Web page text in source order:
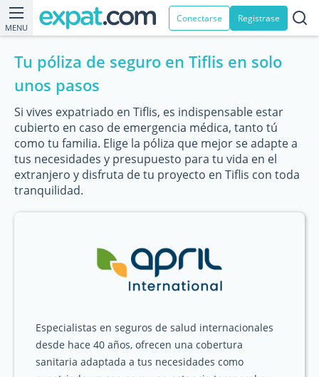
MENU
Conectarse Registrase
Tu póliza de seguro en Tiflis en solo
unos pasos
Si vives expatriado en Tiflis, es indispensable estar
cubierto en caso de emergencia médica, tanto tú
como tu familia. Elige la póliza que mejor se adapte a
tus necesidades y presupuesto para tu vida en el
extranjero y disfruta de tu proyecto en Tiflis con toda
tranquilidad.
Especialistas en seguros de salud internacionales
desde hace 40 años, ofrecen una cobertura
sanitaria adaptada a tus necesidades como